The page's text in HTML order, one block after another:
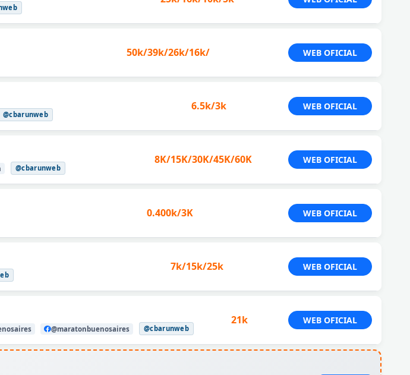
50k/39k/26k/16k/ WEB OFICIAL
@cbarunweb
6.5k/3k WEB OFICIAL
@cbarunweb
8K/15K/30K/45K/60K WEB OFICIAL
0.400k/3K WEB OFICIAL
7k/15k/25k WEB OFICIAL
@maratonbuenosaires @cbarunweb
21k WEB OFICIAL